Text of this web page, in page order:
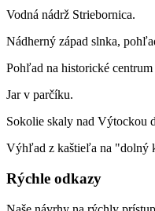
Vodná nádrž Striebornica.
Nádherný západ slnka,
Pohľad na historické
Jar v parčíku.
Sokolie skaly nad Výtockou
Výhľad z kaštieľa na "dolný
Rýchle odkazy